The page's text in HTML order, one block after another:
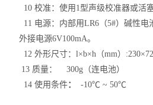
10 校准：使用1型声级校准器或活
11 电源：内部用LR6（5#）碱性电
外接电源6V100mA。
12 外形尺寸：l×b×h（mm）
13 质量： 300g（连电池）
14 使用条件：-10℃ ~ 50℃